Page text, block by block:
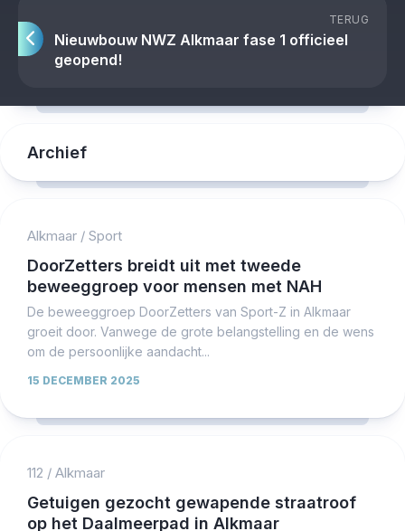
TERUG
Nieuwbouw NWZ Alkmaar fase 1 officieel
geopend!
Archief
Alkmaar / Sport
DoorZetters breidt uit met tweede
beweeggroep voor mensen met NAH
De beweeggroep DoorZetters van Sport-Z in Alkmaar
groeit door. Vanwege de grote belangstelling en de wens
om de persoonlijke aandacht...
15 DECEMBER 2025
112 / Alkmaar
Getuigen gezocht gewapende straatroof
op het Daalmeerpad in Alkmaar